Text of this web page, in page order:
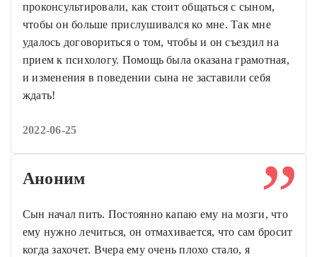
проконсультировали, как стоит общаться с сыном,
чтобы он больше прислушивался ко мне. Так мне
удалось договориться о том, чтобы и он съездил на
прием к психологу. Помощь была оказана грамотная,
и изменения в поведении сына не заставили себя
ждать!
2022-06-25
Аноним
Сын начал пить. Постоянно капаю ему на мозги, что
ему нужно лечиться, он отмахивается, что сам бросит
когда захочет. Вчера ему очень плохо стало, я